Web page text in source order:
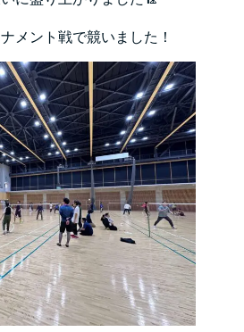
メント戦で競いました！